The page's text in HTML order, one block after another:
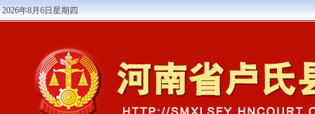
2026年8月6日星期四